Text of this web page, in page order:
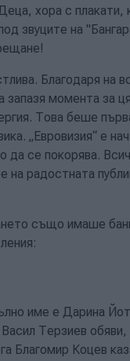
хора с
звуците на
Благодаря на
запазя момента за
Това беше
„Евровизия“ е
се покорява.
радостната
също имаше
име е Дарина
Терзиев
Благомир Коцев